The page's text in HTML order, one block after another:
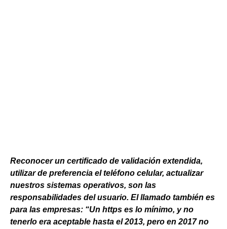
Reconocer un certificado de validación extendida,
utilizar de preferencia el teléfono celular, actualizar
nuestros sistemas operativos, son las
responsabilidades del usuario. El llamado también es
para las empresas: “Un https es lo mínimo, y no
tenerlo era aceptable hasta el 2013, pero en 2017 no